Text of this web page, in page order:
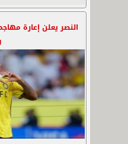
النصر يعلن إعارة